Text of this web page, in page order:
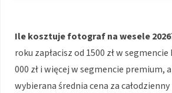
Ile kosztuje fotograf na wesele 2026
roku zapłacisz od 1500 zł w
000 zł i więcej w segmencie premium,
wybierana średnia cena za